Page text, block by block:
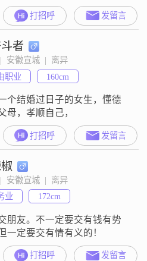
会经验不足被我喜欢的女人骗
钱和感情。我想找个离婚的、
、残疾的、不育的、带孩子
嫌弃我的、愿意和我在一起
女人组建一个家。
打招呼 发留言
者
安徽宣城  |  离异
职业
160cm
个结婚过日子的女生，懂德
母，孝顺自己，
打招呼 发留言
安徽宣城  |  离异
业
172cm
朋友。不一定要交有钱有势
一定要交有情有义的！
打招呼 发留言